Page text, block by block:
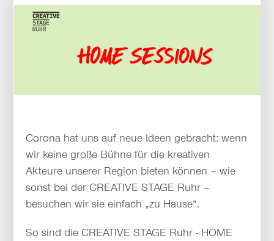
Corona hat uns auf neue Ideen gebracht: wenn
wir keine große Bühne für die kreativen
Akteure unserer Region bieten können – wie
sonst bei der CREATIVE STAGE Ruhr –
besuchen wir sie einfach „zu Hause“.
So sind die CREATIVE STAGE Ruhr - HOME